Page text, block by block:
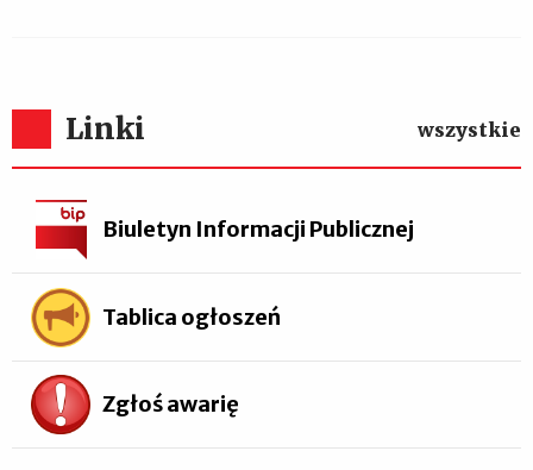
Linki wszystkie
Biuletyn Informacji Publicznej
Tablica ogłoszeń
Zgłoś awarię